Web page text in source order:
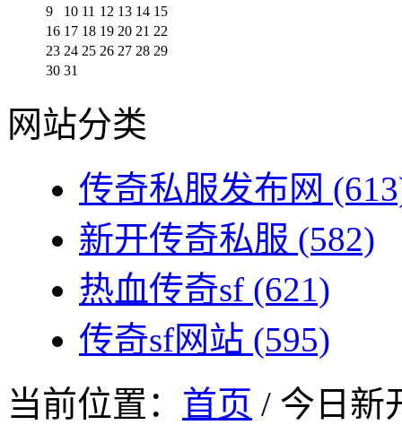
9
10 11 12 13 14 15
16 17 18 19 20 21 22
23 24 25 26 27 28 29
30 31
网站分类
传奇私服发布网
新开传奇私服 (582)
热血传奇sf (621)
传奇sf网站 (595)
当前位置： 首页 / 今日新